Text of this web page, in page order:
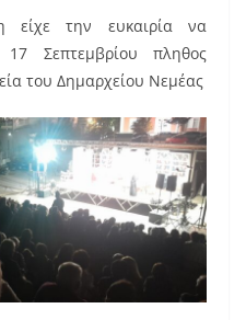
είχε την ευκαιρία να
Σεπτεμβρίου πληθος
του Δημαρχείου Νεμέας